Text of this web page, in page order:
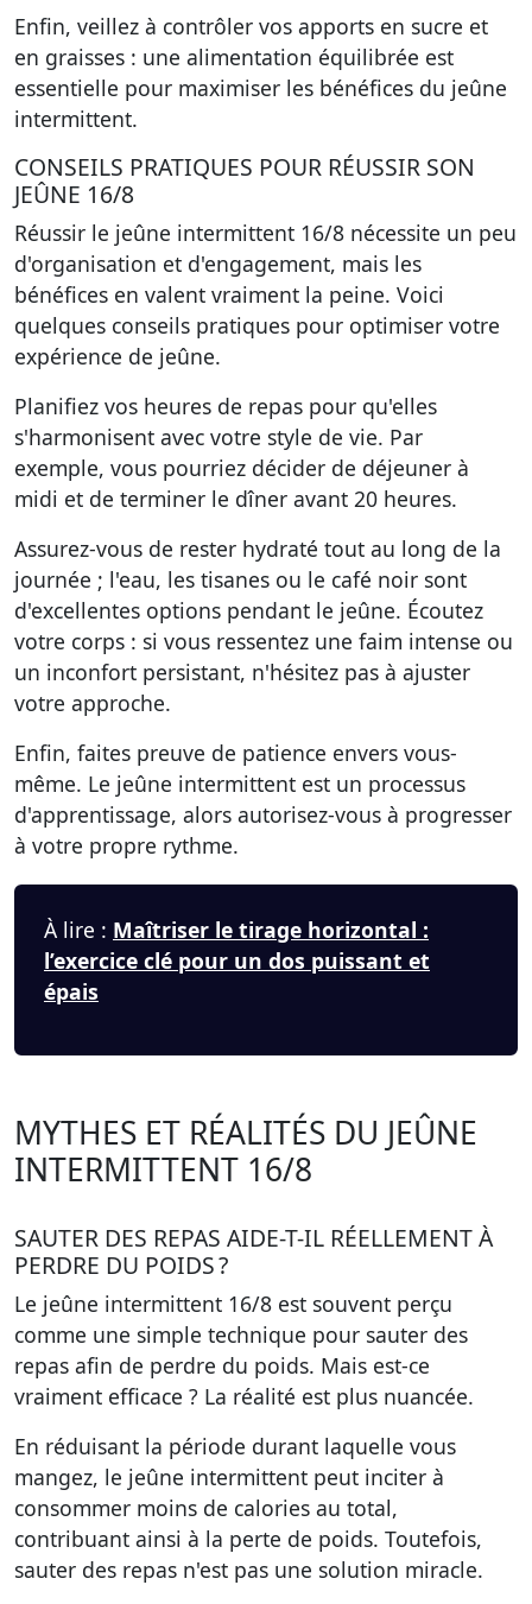
Enfin, veillez à contrôler vos apports en sucre et
en graisses : une alimentation équilibrée est
essentielle pour maximiser les bénéfices du jeûne
intermittent.
CONSEILS PRATIQUES POUR RÉUSSIR SON
JEÛNE 16/8
Réussir le jeûne intermittent 16/8 nécessite un peu
d'organisation et d'engagement, mais les
bénéfices en valent vraiment la peine. Voici
quelques conseils pratiques pour optimiser votre
expérience de jeûne.
Planifiez vos heures de repas pour qu'elles
s'harmonisent avec votre style de vie. Par
exemple, vous pourriez décider de déjeuner à
midi et de terminer le dîner avant 20 heures.
Assurez-vous de rester hydraté tout au long de la
journée ; l'eau, les tisanes ou le café noir sont
d'excellentes options pendant le jeûne. Écoutez
votre corps : si vous ressentez une faim intense ou
un inconfort persistant, n'hésitez pas à ajuster
votre approche.
Enfin, faites preuve de patience envers vous-
même. Le jeûne intermittent est un processus
d'apprentissage, alors autorisez-vous à progresser
à votre propre rythme.
À lire : Maîtriser le tirage horizontal :
l’exercice clé pour un dos puissant et
épais
MYTHES ET RÉALITÉS DU JEÛNE
INTERMITTENT 16/8
SAUTER DES REPAS AIDE-T-IL RÉELLEMENT À
PERDRE DU POIDS ?
Le jeûne intermittent 16/8 est souvent perçu
comme une simple technique pour sauter des
repas afin de perdre du poids. Mais est-ce
vraiment efficace ? La réalité est plus nuancée.
En réduisant la période durant laquelle vous
mangez, le jeûne intermittent peut inciter à
consommer moins de calories au total,
contribuant ainsi à la perte de poids. Toutefois,
sauter des repas n'est pas une solution miracle.